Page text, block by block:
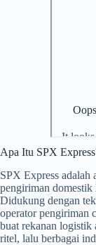
Apa Itu SPX
SPX Express adalah
pengiriman domestik
Didukung dengan
operator pengiriman
buat rekanan logistik
ritel, lalu berbagai